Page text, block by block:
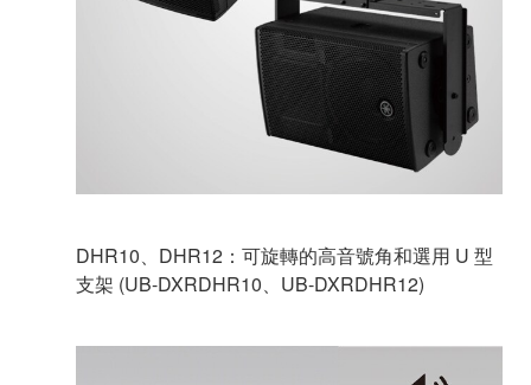
DHR10、DHR12：可旋轉的高音號角和選用 U 型
支架 (UB-DXRDHR10、UB-DXRDHR12)